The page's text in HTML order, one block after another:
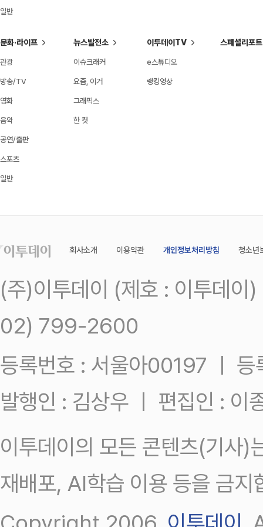
일반
문화·라이프
관광
방송/TV
영화
음악
공연/출판
스포츠
일반
뉴스발전소
이슈크래커
요즘, 이거
그래픽스
한 컷
이투데이TV
e스튜디오
랭킹영상
스페셜리포트
회사소개 이용약관 개인정보처리방침 청소년
(주)이투데이 (제호 : 이투데
02) 799-2600
등록번호 : 서울아00197 ㅣ
발행인 : 김상우 ㅣ 편집인 : 이
이투데이의 모든 콘텐츠(기사)
재배포, AI학습 이용 등을 금지